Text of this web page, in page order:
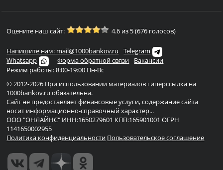
Оцените наш сайт: 4.6 из 5 (676 голосов)
Напишите нам: mail@1000bankov.ru
Telegram
Whatsapp
Форма обратной связи
Вакансии
Режим работы: 8:00-19:00 Пн-Вс
© 2012-2026 При использовании материалов гиперссылка на
1000bankov.ru обязательна.
Сайт не предоставляет финансовые услуги, содержание сайта
носит информационно-справочный характер...
ООО "ОНЛАЙНС" ИНН:1650279601 КПП:165901001 ОГРН
1141650002955
Политика конфиденциальности Пользовательское соглашение